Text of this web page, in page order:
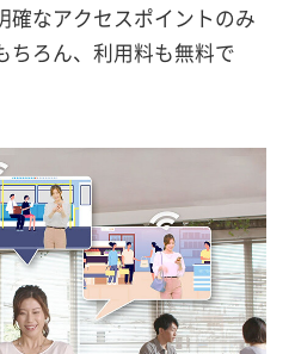
確なアクセスポイントのみ
ちろん、利用料も無料で